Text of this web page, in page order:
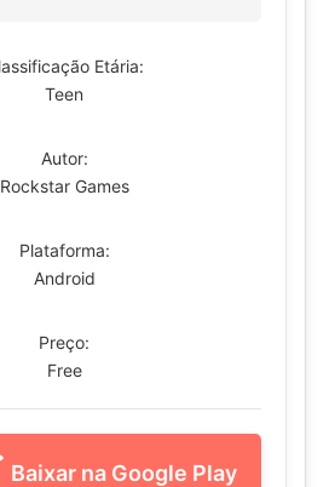
Etária:
Teen
Autor:
Rockstar Games
Plataforma:
Android
Preço:
Free
Baixar na Google Play